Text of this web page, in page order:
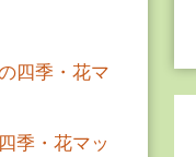
四季・花マ
季・花マッ